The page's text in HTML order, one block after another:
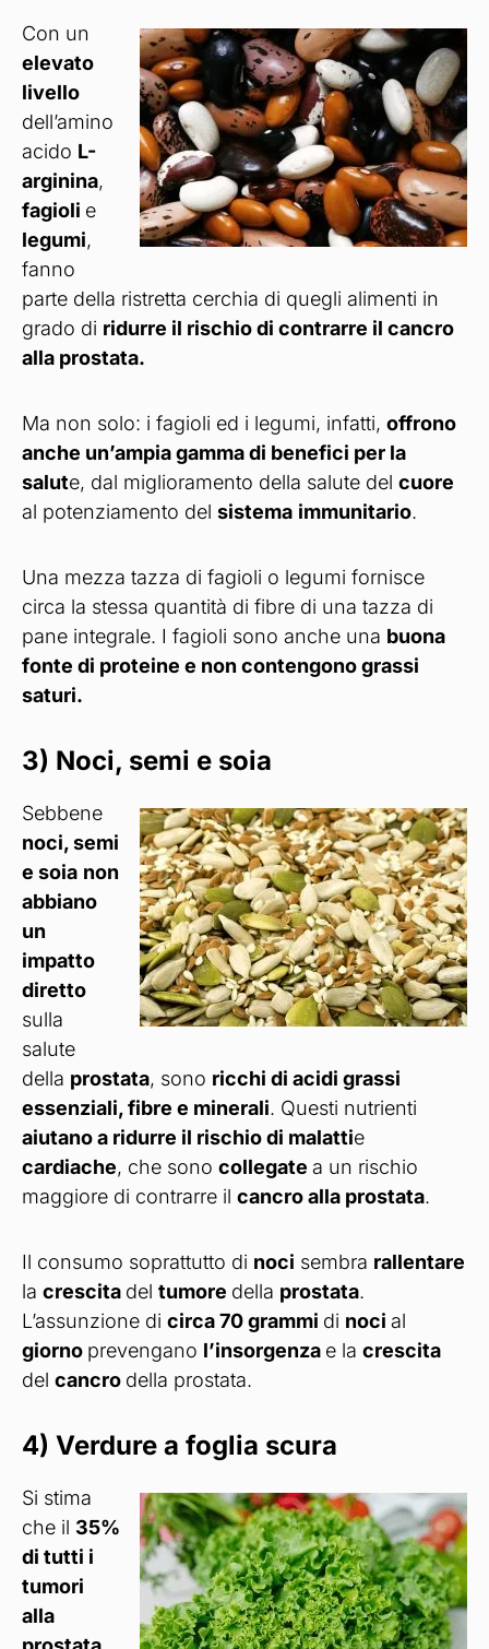
Con un
elevato
livello
dell’amino
acido L-
arginina,
fagioli e
legumi,
fanno
parte della ristretta cerchia di quegli alimenti in
grado di ridurre il rischio di contrarre il cancro
alla prostata.
Ma non solo: i fagioli ed i legumi, infatti, offrono
anche un’ampia gamma di benefici per la
salute, dal miglioramento della salute del cuore
al potenziamento del sistema immunitario.
Una mezza tazza di fagioli o legumi fornisce
circa la stessa quantità di fibre di una tazza di
pane integrale. I fagioli sono anche una buona
fonte di proteine e non contengono grassi
saturi.
3) Noci, semi e soia
Sebbene
noci, semi
e soia non
abbiano
un
impatto
diretto
sulla
salute
della prostata, sono ricchi di acidi grassi
essenziali, fibre e minerali. Questi nutrienti
aiutano a ridurre il rischio di malattie
cardiache, che sono collegate a un rischio
maggiore di contrarre il cancro alla prostata.
Il consumo soprattutto di noci sembra rallentare
la crescita del tumore della prostata.
L’assunzione di circa 70 grammi di noci al
giorno prevengano l’insorgenza e la crescita
del cancro della prostata.
4) Verdure a foglia scura
Si stima
che il 35%
di tutti i
tumori
alla